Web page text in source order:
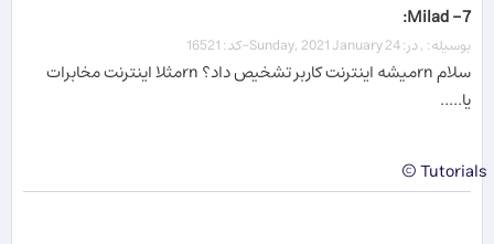
7- Milad:
بوسیله: , در: Sunday, 2021 January 24-کد: 16521
سلام rnمیشه اینترنت کاربر تشخیص داد؟ rnمثلا اینترنت مخابرات
یا.....
Tutorials ©